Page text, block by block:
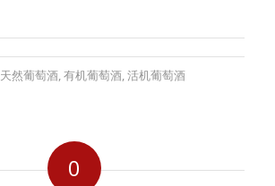
天然葡萄酒,有机葡萄酒,活机葡萄酒
0